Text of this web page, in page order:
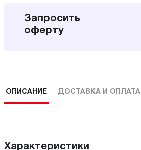
Запросить
оферту
ОПИСАНИЕ ДОСТАВКА И ОПЛАТА
Характеристики